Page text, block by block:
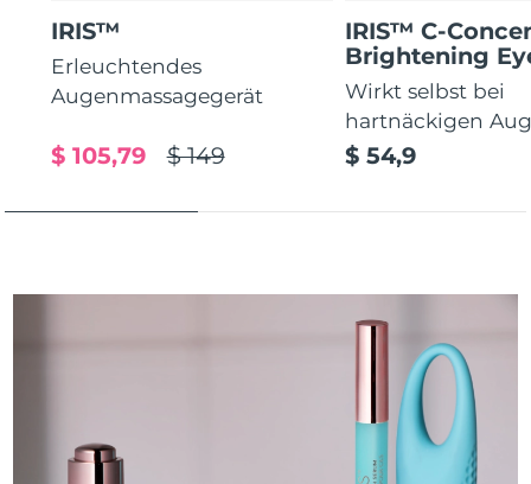
IRIS™
Erleuchtendes
Augenmassagegerät
$ 149
$ 105,79
IRIS™ C-
Brightening
Wirkt selbst bei
hartnäckigen
$ 54,9